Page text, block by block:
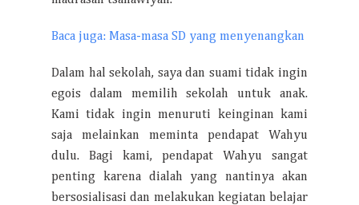
Baca juga: Masa-masa SD yang menyenangkan
Dalam hal sekolah, saya dan suami tidak ingin
egois dalam memilih sekolah untuk anak.
Kami tidak ingin menuruti keinginan kami
saja melainkan meminta pendapat Wahyu
dulu. Bagi kami, pendapat Wahyu sangat
penting karena dialah yang nantinya akan
bersosialisasi dan melakukan kegiatan belajar